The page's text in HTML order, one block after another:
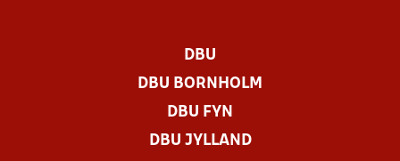
DBU
DBU BORNHOLM
DBU FYN
DBU JYLLAND